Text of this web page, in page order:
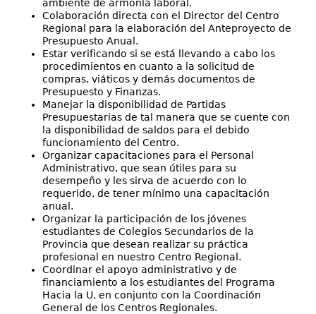
ambiente de armonía laboral.
Colaboración directa con el Director del Centro
Regional para la elaboración del Anteproyecto de
Presupuesto Anual.
Estar verificando si se está llevando a cabo los
procedimientos en cuanto a la solicitud de
compras, viáticos y demás documentos de
Presupuesto y Finanzas.
Manejar la disponibilidad de Partidas
Presupuestarias de tal manera que se cuente con
la disponibilidad de saldos para el debido
funcionamiento del Centro.
Organizar capacitaciones para el Personal
Administrativo, que sean útiles para su
desempeño y les sirva de acuerdo con lo
requerido, de tener mínimo una capacitación
anual.
Organizar la participación de los jóvenes
estudiantes de Colegios Secundarios de la
Provincia que desean realizar su práctica
profesional en nuestro Centro Regional.
Coordinar el apoyo administrativo y de
financiamiento a los estudiantes del Programa
Hacia la U, en conjunto con la Coordinación
General de los Centros Regionales.